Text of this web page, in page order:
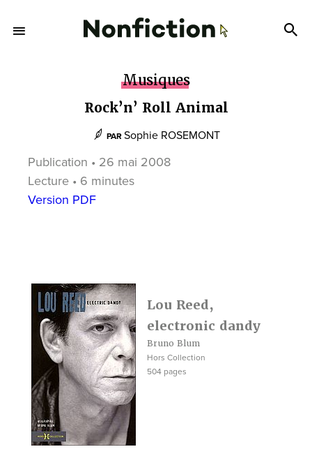
Musiques
Rock’n’ Roll Animal
PAR Sophie ROSEMONT
Publication • 26 mai 2008
Lecture • 6 minutes
Version PDF
Lou Reed,
electronic dandy
Bruno Blum
Hors Collection
504 pages